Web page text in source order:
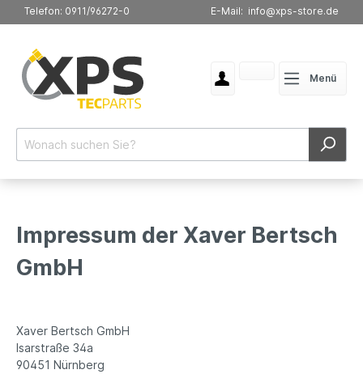
Telefon: 0911/96272-0 E-Mail: info@xps-store.de
Menü
Impressum der Xaver Bertsch
GmbH
Xaver Bertsch GmbH
Isarstraße 34a
90451 Nürnberg